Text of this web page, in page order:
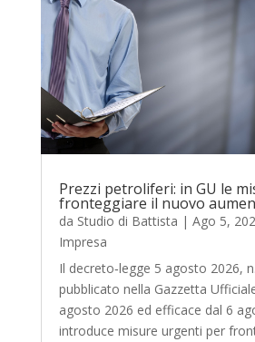
Prezzi petroliferi: in GU le
fronteggiare il nuovo
da Studio di Battista | Ago 5,
Impresa
Il decreto‑legge 5 agosto 2026,
pubblicato nella Gazzetta
agosto 2026 ed efficace dal 6
introduce misure urgenti per